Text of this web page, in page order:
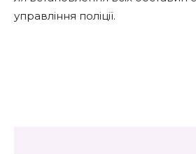
управління поліції.